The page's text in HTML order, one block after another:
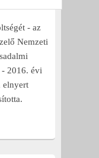
- az
Nemzeti
- 2016. évi
elnyert